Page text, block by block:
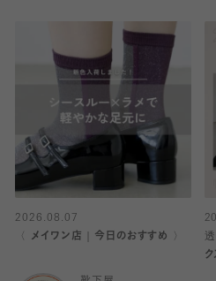
2026.08.07
〈 メイワン店｜今日のおすすめ 〉
ク